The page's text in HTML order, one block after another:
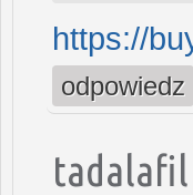
https://
odpowiedz